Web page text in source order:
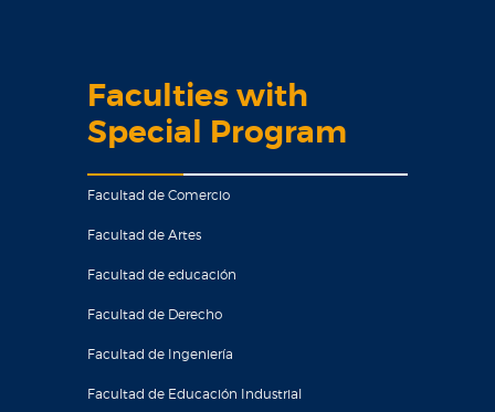
Faculties with
Special Program
Facultad de Comercio
Facultad de Artes
Facultad de educación
Facultad de Derecho
Facultad de Ingeniería
Facultad de Educación Industrial